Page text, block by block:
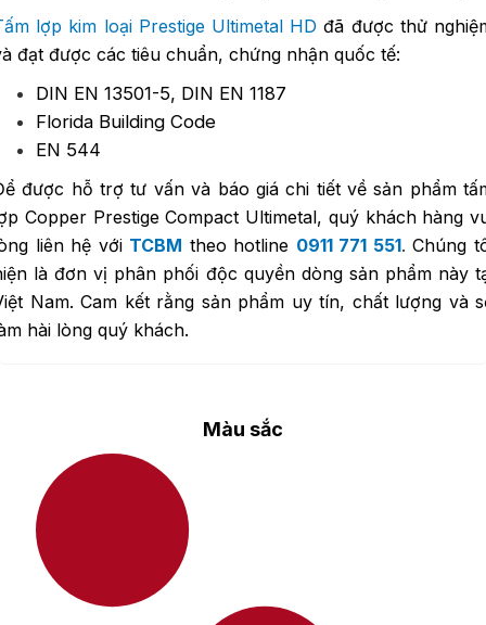
lợp kim loại Prestige Ultimetal HD đã được thử
đạt được các tiêu chuẩn, chứng nhận quốc tế:
DIN EN 13501-5, DIN EN 1187
Florida Building Code
EN 544
được hỗ trợ tư vấn và báo giá chi tiết về sản phẩm
Copper Prestige Compact Ultimetal, quý khách hàng
liên hệ với TCBM theo hotline 0911 771 551.Chúng
là đơn vị phân phối độc quyền dòng sản phẩm này
Nam. Cam kết rằng sản phẩm uy tín, chất lượng và
hài lòng quý khách.
Màu sắc